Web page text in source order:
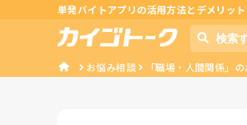
単発バイトアプリの活用方法とデメリット
お悩み相談 「職場・人間関係」